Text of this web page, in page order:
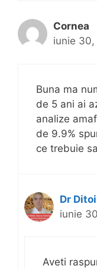
Cornea
iunie 30,
Buna ma
de 5 ani ai
analize
de 9.9%
ce trebuie
Dr
iunie
Aveti